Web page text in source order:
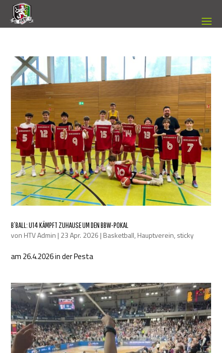
B’BALL: U14 KÄMPFT ZUHAUSE UM DEN BBW-POKAL
von HTV Admin | 23 Apr. 2026 | Basketball, Hauptverein, sticky
am 26.4.2026 in der Pesta